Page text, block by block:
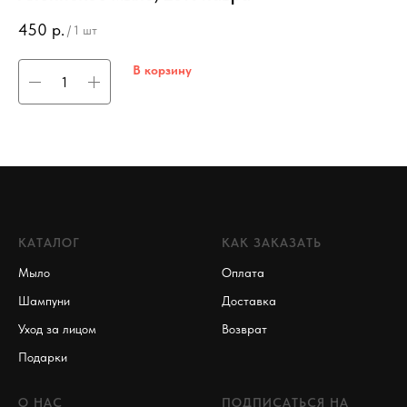
450 р. / 1 шт
В корзину
КАТАЛОГ
Мыло
Шампуни
Уход за лицом
Подарки
КАК ЗАКАЗАТЬ
Оплата
Доставка
Возврат
О НАС ПОДПИСАТЬСЯ НА